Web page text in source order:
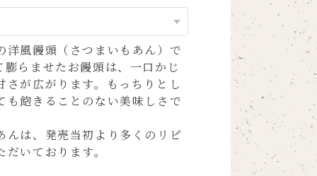
洋風饅頭（さつまいもあん）で
膨らませたお饅頭は、一口かじ
さが広がります。もっちりとし
も飽きることのない美味しさで
んは、発売当初より多くのリピ
いております。